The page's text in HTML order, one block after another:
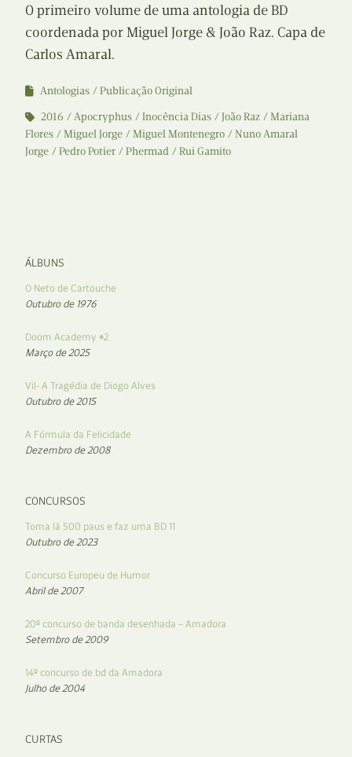
O primeiro volume de uma antologia de BD
coordenada por Miguel Jorge & João Raz. Capa de
Carlos Amaral.
Antologias
Publicação Original
2016
Apocryphus Inocência Dias João Raz
Mariana
Flores
Miguel Jorge Miguel Montenegro
Nuno Amaral
Jorge
Pedro Potier Phermad Rui Gamito
ÁLBUNS
O Neto de Cartouche
Outubro de 1976
Doom Academy #2
Março de 2025
Vil- A Tragédia de Diogo Alves
Outubro de 2015
A Fórmula da Felicidade
Dezembro de 2008
CONCURSOS
Toma lá 500 paus e faz uma BD 11
Outubro de 2023
Concurso Europeu de Humor
Abril de 2007
20º concurso de banda desenhada – Amadora
Setembro de 2009
14º concurso de bd da Amadora
Julho de 2004
CURTAS